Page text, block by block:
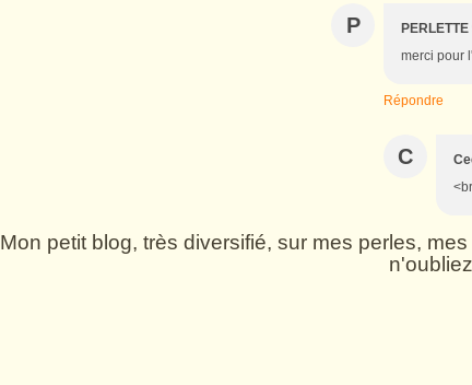
P PERLETTE
merci pour
Répondre
C
Mon petit blog, très diversifié, sur mes perles,